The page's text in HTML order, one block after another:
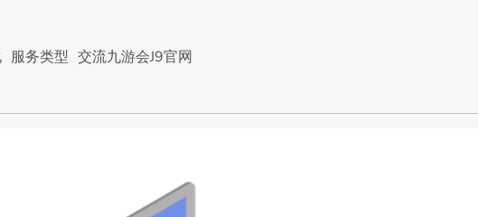
服务类型 交流九游会J9官网